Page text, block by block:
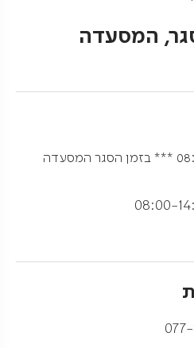
המסעדה
08:00-24:00 *** בזמן הסגר המסעדה
08:00-